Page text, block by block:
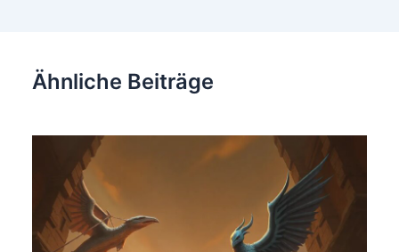
Ähnliche Beiträge